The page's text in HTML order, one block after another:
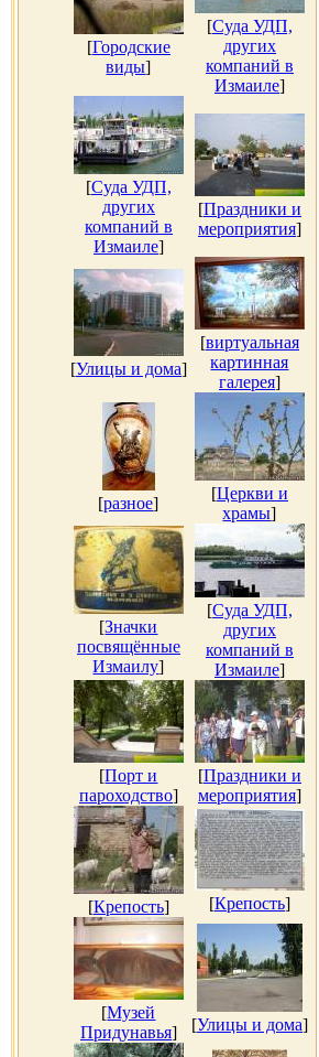
[Городские
виды]
[Суда УДП,
других
компаний в
Измаиле]
[Суда УДП,
других
компаний в
Измаиле]
[Праздники и
мероприятия]
[Улицы и дома]
[виртуальная
картинная
галерея]
[разное]
[Церкви и
храмы]
[Значки
посвящённые
Измаилу]
[Суда УДП,
других
компаний в
Измаиле]
[Порт и
пароходство]
[Праздники и
мероприятия]
[Крепость] [Крепость]
[Музей
Придунавья] [Улицы и дома]